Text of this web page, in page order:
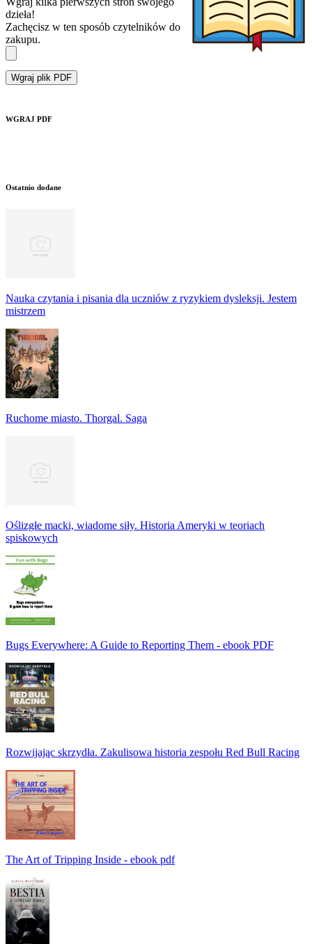
dzieła!
Zachęcisz w ten sposób czytelników do
zakupu.
Wgraj plik PDF
WGRAJ PDF
Ostatnio dodane
Nauka czytania i pisania dla uczniów z ryzykiem dysleksji. Jestem
mistrzem
Ruchome miasto. Thorgal. Saga
Oślizgłe macki, wiadome siły. Historia Ameryki w teoriach
spiskowych
Bugs Everywhere: A Guide to Reporting Them - ebook PDF
Rozwijając skrzydła. Zakulisowa historia zespołu Red Bull Racing
The Art of Tripping Inside - ebook pdf